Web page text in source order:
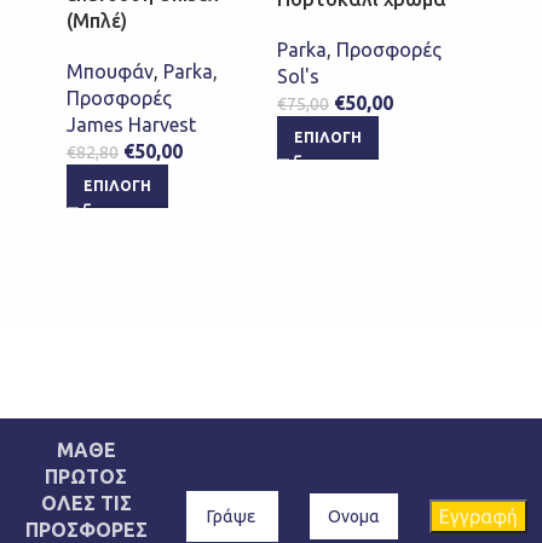
(Μπλέ)
Μπουφάν, Parka,
Προσφορές
James Harvest
€82,80 €50,00
ΕΠΙΛΟΓΉ
Parka, Προσφορές
Sol's
€75,00 €50,00
ΕΠΙΛΟΓΉ
ΜΑΘΕ
ΠΡΩΤΟΣ
ΟΛΕΣ ΤΙΣ
ΠΡΟΣΦΟΡΕΣ